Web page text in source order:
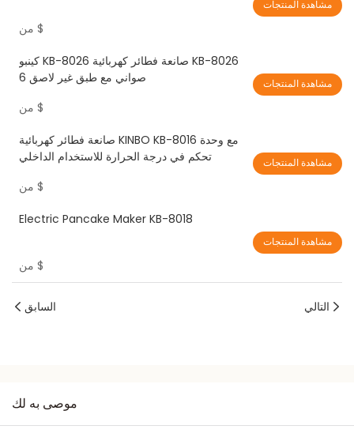
$
مشاهدة المنتجات
كينبو KB-8026 صانعة فطائر كهربائية KB-8026
6 صواني مع طبق غير لاصق
$
مشاهدة المنتجات
صانعة فطائر كهربائية KINBO KB-8016 مع وحدة
تحكم في درجة الحرارة للاستخدام الداخلي
$
مشاهدة المنتجات
Electric Pancake Maker KB-8018
$
مشاهدة المنتجات
السابق التالي
موصى به لك